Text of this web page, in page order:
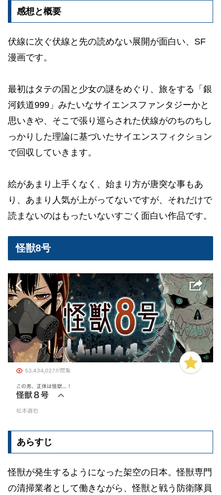
感想と概要
伏線に次ぐ伏線と先の読めない展開が面白い、SF
漫画です。
最初はタテの国と少女の謎をめぐり、旅をする「銀
河鉄道999」みたいなサイエンスファンタジーかと
思いきや、そこで張り巡らされた伏線がのちのちし
っかりした理論に基づいたサイエンスフィクション
で回収していきます。
絵があまり上手くなく、始まり方が唐突な事もあ
り、あまり人気が上がってないですが、それだけで
読まないのはもったいないすごく面白い作品です。
怪獣8号
あらすじ
怪獣が発生するようになった架空の日本。怪獣専門
の清掃業者として働きながら、怪獣と戦う防衛隊員